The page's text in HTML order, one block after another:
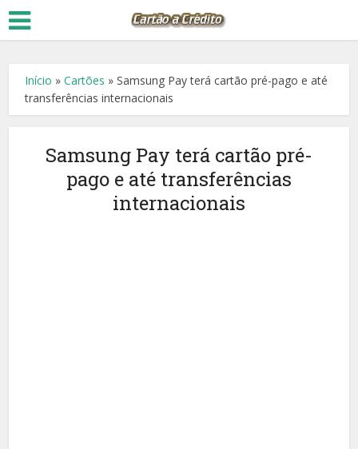
Início »Cartões »Samsung Pay terá cartão pré-pago e até
transferências internacionais
Samsung Pay terá cartão pré-
pago e até transferências
internacionais